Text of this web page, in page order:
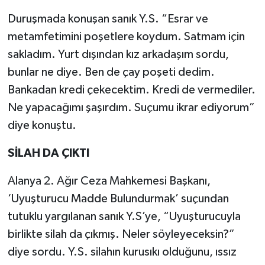
Duruşmada konuşan sanık Y.S. “Esrar ve
metamfetimini poşetlere koydum. Satmam için
sakladım. Yurt dışından kız arkadaşım sordu,
bunlar ne diye. Ben de çay poşeti dedim.
Bankadan kredi çekecektim. Kredi de vermediler.
Ne yapacağımı şaşırdım. Suçumu ikrar ediyorum”
diye konuştu.
SİLAH DA ÇIKTI
Alanya 2. Ağır Ceza Mahkemesi Başkanı,
‘Uyuşturucu Madde Bulundurmak’ suçundan
tutuklu yargılanan sanık Y.S’ye, “Uyuşturucuyla
birlikte silah da çıkmış. Neler söyleyeceksin?”
diye sordu. Y.S. silahın kurusıkı olduğunu, ıssız